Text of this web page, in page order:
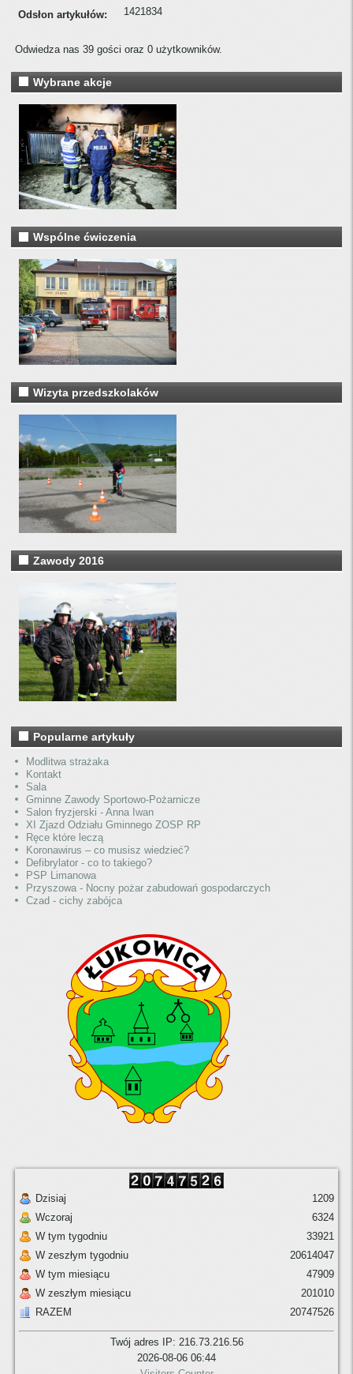
Odsłon artykułów: 1421834
Odwiedza nas 39 gości oraz 0 użytkowników.
Wybrane akcje
Wspólne ćwiczenia
Wizyta przedszkolaków
Zawody 2016
Popularne artykuły
Modlitwa strażaka
Kontakt
Sala
Gminne Zawody Sportowo-Pożarnicze
Salon fryzjerski - Anna Iwan
XI Zjazd Odziału Gminnego ZOSP RP
Ręce które leczą
Koronawirus – co musisz wiedzieć?
Defibrylator - co to takiego?
PSP Limanowa
Przyszowa - Nocny pożar zabudowań gospodarczych
Czad - cichy zabójca
Dzisiaj
Wczoraj
W tym tygodniu
W zeszłym tygodniu
W tym miesiącu
W zeszłym miesiącu
RAZEM
1209
6324
33921
20614047
47909
201010
20747526
Twój adres IP: 216.73.216.56
2026-08-06 06:44